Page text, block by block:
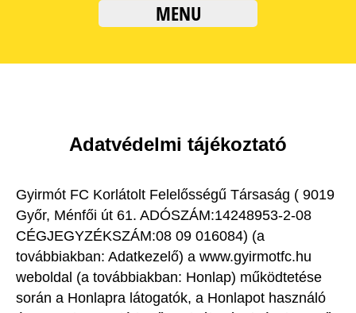
MENU
Adatvédelmi tájékoztató
Gyirmót FC Korlátolt Felelősségű Társaság ( 9019
Győr, Ménfői út 61. ADÓSZÁM:14248953-2-08
CÉGJEGYZÉKSZÁM:08 09 016084) (a
továbbiakban: Adatkezelő) a www.gyirmotfc.hu
weboldal (a továbbiakban: Honlap) működtetése
során a Honlapra látogatók, a Honlapot használó